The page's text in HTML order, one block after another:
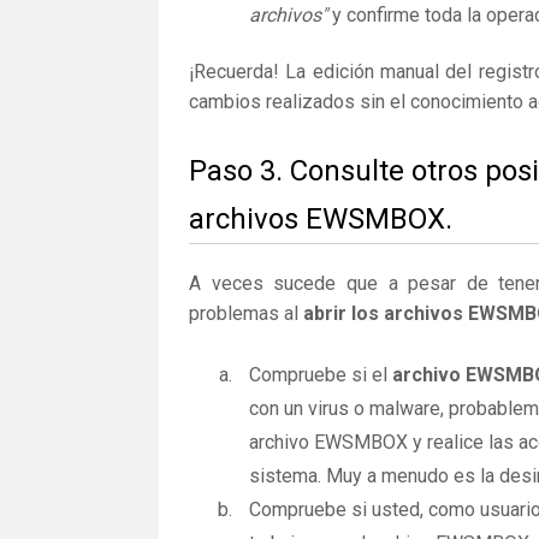
archivos"y confirme toda la
¡Recuerda! La edición manual del
cambios realizados sin el conocimiento
Paso 3. Consulte otros
archivos EWSMBOX.
A veces sucede que a pesar de
problemas al abrir los archivos
Compruebe si el archivo
con un virus o malware,
archivo EWSMBOX y realice las
sistema. Muy a menudo es la
Compruebe si usted, como